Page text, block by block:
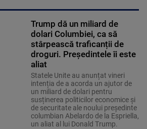
Trump dă un miliard de
dolari Columbiei, ca să
stârpească traficanții de
droguri. Președintele îi este
aliat
Statele Unite au anunțat vineri
intenția de a acorda un ajutor de
un miliard de dolari pentru
susținerea politicilor economice și
de securitate ale noului președinte
columbian Abelardo de la Espriella,
un aliat al lui Donald Trump.